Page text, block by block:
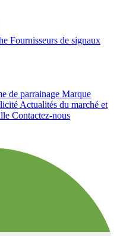
Fournisseurs de signaux
de parrainage Marque
Actualités du marché et
Contactez-nous